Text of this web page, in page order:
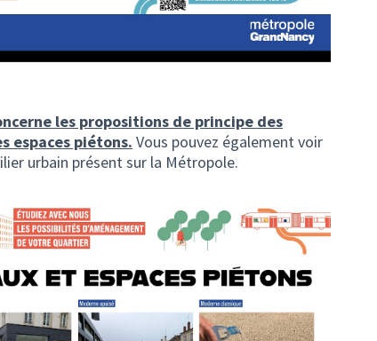
dans un nouvel onglet)
les propositions de principe des
espaces piétons. Vous pouvez également voir
urbain présent sur la Métropole.